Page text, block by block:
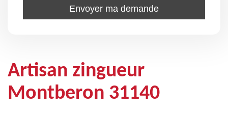
Artisan zingueur
Montberon 31140